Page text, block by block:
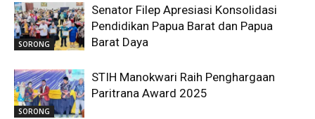
SORONG
Senator Filep Apresiasi Konsolidasi
Pendidikan Papua Barat dan Papua
Barat Daya
SORONG
STIH Manokwari Raih Penghargaan
Paritrana Award 2025